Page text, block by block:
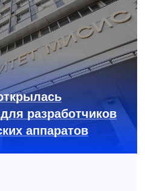
разработчиков
аппаратов